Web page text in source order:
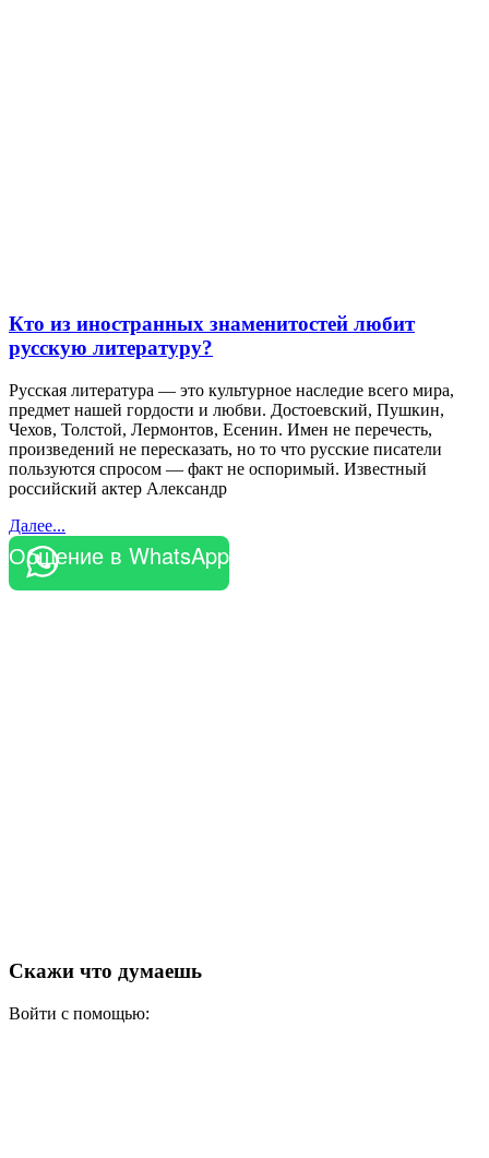
Кто из иностранных знаменитостей любит
русскую литературу?
Русская литература — это культурное наследие всего мира,
предмет нашей гордости и любви. Достоевский, Пушкин,
Чехов, Толстой, Лермонтов, Есенин. Имен не перечесть,
произведений не пересказать, но то что русские писатели
пользуются спросом — факт не оспоримый. Известный
российский актер Александр
Далее...
Общение в WhatsApp
Скажи что думаешь
Войти с помощью: